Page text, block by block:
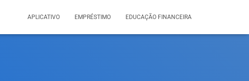
APLICATIVO EMPRÉSTIMO EDUCAÇÃO FINANCEIRA